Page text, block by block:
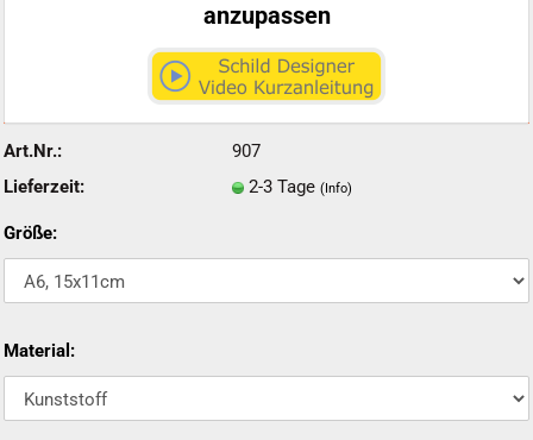
anzupassen
Art.Nr.:
907
Lieferzeit:
2-3 Tage (Info)
Größe:
Material: